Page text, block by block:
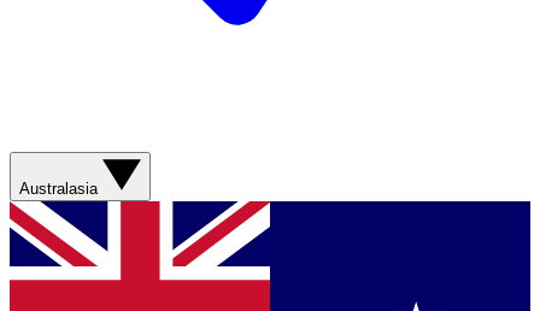
Australasia